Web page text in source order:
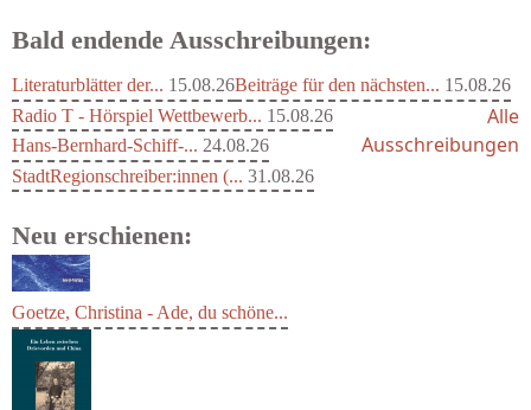
Bald endende Ausschreibungen:
Literaturblätter der... 15.08.26Beiträge für den nächsten... 15.08.26
Radio T - Hörspiel Wettbewerb... 15.08.26
Hans-Bernhard-Schiff-... 24.08.26
StadtRegionschreiber:innen (... 31.08.26
Alle
Ausschreibungen
Neu erschienen:
Goetze, Christina - Ade, du schöne...